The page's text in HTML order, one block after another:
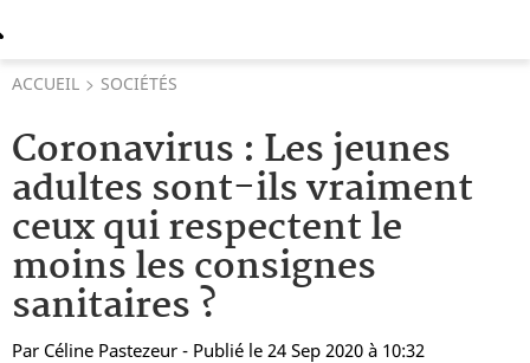
ACCUEIL SOCIÉTÉS
Coronavirus : Les jeunes
adultes sont-ils vraiment
ceux qui respectent le
moins les consignes
sanitaires ?
Par Céline Pastezeur - Publié le 24 Sep 2020 à 10:32